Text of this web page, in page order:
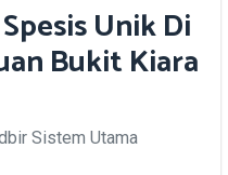
Unik Di
Bukit Kiara
Sistem Utama